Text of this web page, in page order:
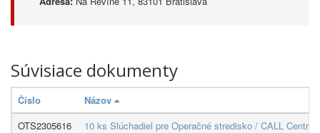
Súvisiace dokumenty
Číslo
Názov
OTS2305616
10 ks Slúchadiel pre Operačné stredisko / CALL